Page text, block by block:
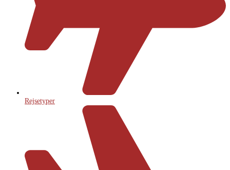
Rejsetyper